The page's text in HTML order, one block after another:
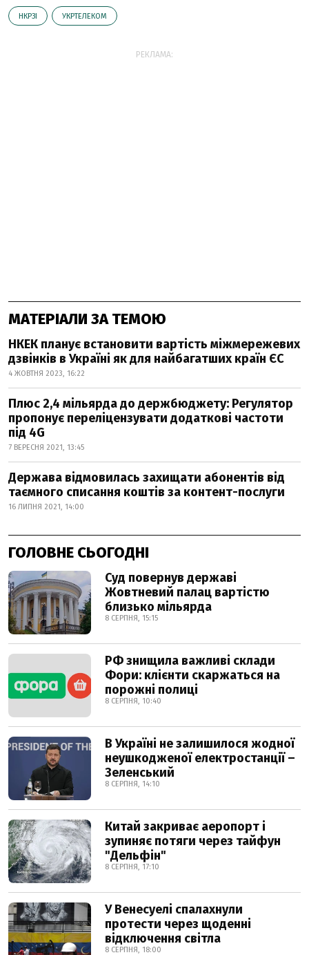
НКРЗІ УКРТЕЛЕКОМ
РЕКЛАМА:
МАТЕРІАЛИ ЗА ТЕМОЮ
НКЕК планує встановити вартість міжмережевих
дзвінків в Україні як для найбагатших країн ЄС
4 ЖОВТНЯ 2023, 16:22
Плюс 2,4 мільярда до держбюджету: Регулятор
пропонує переліцензувати додаткові частоти
під 4G
7 ВЕРЕСНЯ 2021, 13:45
Держава відмовилась захищати абонентів від
таємного списання коштів за контент-послуги
16 ЛИПНЯ 2021, 14:00
ГОЛОВНЕ СЬОГОДНІ
Суд повернув державі
Жовтневий палац вартістю
близько мільярда
8 СЕРПНЯ, 15:15
РФ знищила важливі склади
Фори: клієнти скаржаться на
порожні полиці
8 СЕРПНЯ, 10:40
В Україні не залишилося жодної
неушкодженої електростанції –
Зеленський
8 СЕРПНЯ, 14:10
Китай закриває аеропорт і
зупиняє потяги через тайфун
"Дельфін"
8 СЕРПНЯ, 17:10
У Венесуелі спалахнули
протести через щоденні
відключення світла
8 СЕРПНЯ, 18:00